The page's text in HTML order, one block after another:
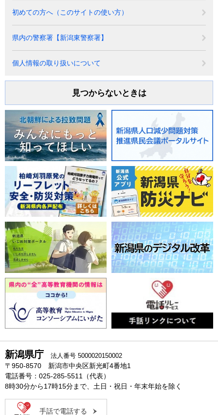
初めての方へ（このサイトの使い方）
県内の警察署【新潟東警察署】
個人情報の取り扱いについて
見つからないときは
新潟県庁 法人番号 5000020150002
〒950-8570 新潟市中央区新光町4番地1
電話番号：025-285-5511（代表）
8時30分から17時15分まで、土日・祝日・年末年始を除く
手話で電話する